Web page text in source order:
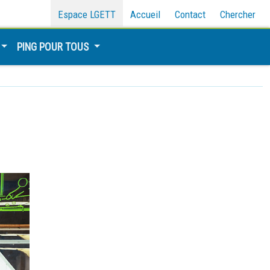
Espace LGETT Accueil Contact Chercher
PING POUR TOUS